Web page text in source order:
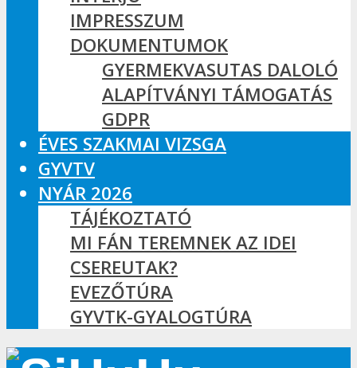
IMPRESSZUM
DOKUMENTUMOK
GYERMEKVASUTAS DALOLÓ
ALAPÍTVÁNYI TÁMOGATÁS
GDPR
ÉVES SZAKMAI VIZSGA
GYVTV
NYÁR 2026
TÁJÉKOZTATÓ
MI FÁN TEREMNEK AZ IDEI
CSEREUTAK?
EVEZŐTÚRA
GYVTK-GYALOGTÚRA